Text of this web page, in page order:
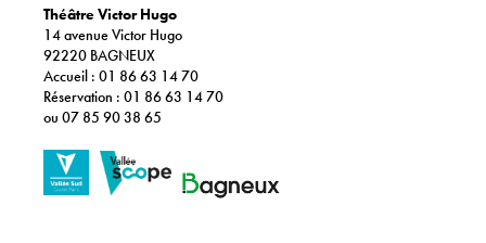
MARTO, biennale internationale Mars à l’Ouest, Pivo – Pôle
itinérant en Val d’Oise, Théâtre aux mains nues, Théâtre Halle
Roublot Aides à la résidence : Au bout du plongeoir, Tizé ; Théâtre
du Cercle, Rennes
Remerciements
Simon T. Rann, Le Volume – Vern-sur-Seiche
SoutiensMinistère de la Culture pour l’aide au compagnonnage
intercommunale
Théâtre Victor Hugo
14 avenue Victor Hugo
92220 BAGNEUX
Accueil : 01 86 63 14 70
Réservation : 01 86 63 14 70
ou 07 85 90 38 65